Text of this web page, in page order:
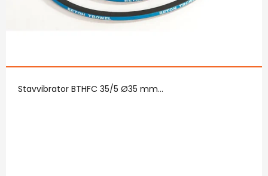
Stavvibrator BTHFC 35/5 Ø35 mm...